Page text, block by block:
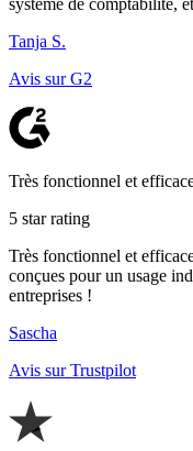
système de comptabilité,
Tanja S.
Avis sur G2
Très fonctionnel et
5 star rating
Très fonctionnel et
conçues pour un usage
entreprises !
Sascha
Avis sur Trustpilot